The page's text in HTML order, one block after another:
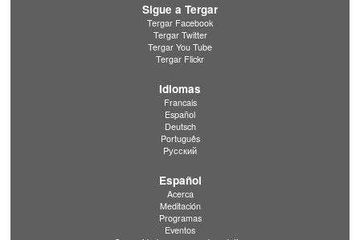
Sigue a Tergar
Tergar Facebook
Tergar Twitter
Tergar You Tube
Tergar Flickr
Idiomas
Francais
Español
Deutsch
Português
Pусский
Español
Acerca
Meditación
Programas
Eventos